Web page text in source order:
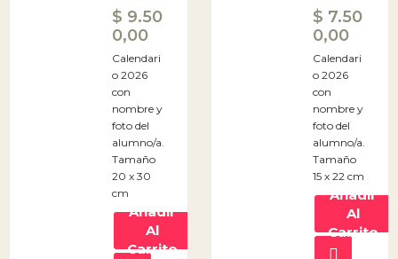
$ 9.50
0,00
Calendari
o 2026
con
nombre y
foto del
alumno/a.
Tamaño
20 x 30
cm
Añadir
Al
Carrito
$ 7.50
0,00
Calendari
o 2026
con
nombre y
foto del
alumno/a.
Tamaño
15 x 22 cm
Añadir
Al
Carrito